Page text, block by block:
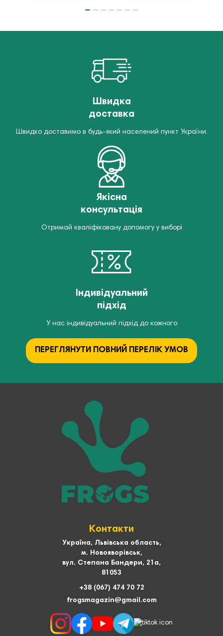
Швидка
доставка
Швидко доставимо в будь-який населений пункт України.
Якісна
консультація
Отримай кваліфіковану допомогу у виборі
Індивідуальний
підхід
У нас індивідуальний підхід до кожного
ПЕРЕГЛЯНУТИ ПОВНИЙ ПЕРЕЛІК УМОВ
Контакти
Україна, Львівська область,
м. Новояворівськ,
вул. Степана Бандери, 21а,
81053
+38 (067) 474 70 72
frogsmagazin@gmail.com